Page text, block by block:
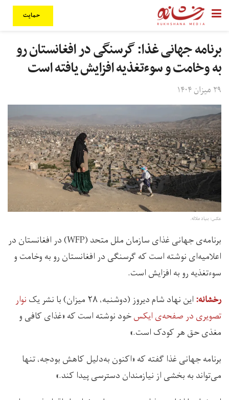
حمایت
برنامه جهانی غذا: گرسنگی در افغانستان رو
به وخامت و سوءتغذیه افزایش یافته است
۲۹ میزان ۱۴۰۴
عکس: بنیاد ملاله.
برنامه‌ی جهانی غذای سازمان ملل متحد (WFP) در افغانستان در
اعلامیه‌ای نوشته است که گرسنگی در افغانستان رو به وخامت و
سوءتغذیه رو به افزایش است.
رخشانه: اين نهاد شام دیروز (دوشنبه، ۲۸ میزان) با نشر یک
نوار
تصویری در صفحه‌ی ایکسخود نوشته است که «غذای کافی و
مغذی حق هر کودک است.»
برنامه جهانی غذا گفته که «اکنون به‌دلیل کاهش بودجه، تنها
می‌تواند به بخشی از نیازمندان دسترسی پیدا کند.»